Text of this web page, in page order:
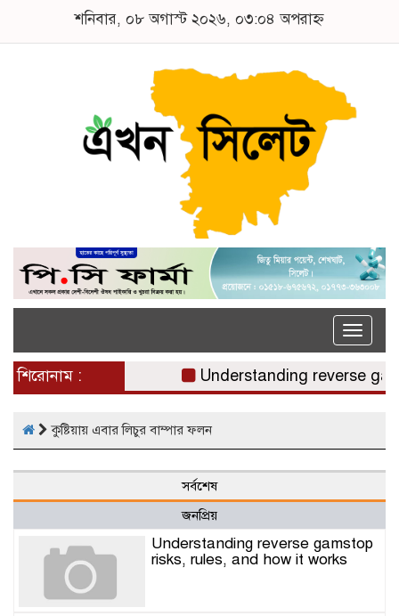
শনিবার, ০৮ অগাস্ট ২০২৬, ০৩:০৪ অপরাহ্ন
Toggle
শিরোনাম : Understanding reverse
কুষ্টিয়ায় এবার লিচুর বাম্পার ফলন
সর্বশেষ
জনপ্রিয়
Understanding reverse gamstop
risks, rules, and how it works